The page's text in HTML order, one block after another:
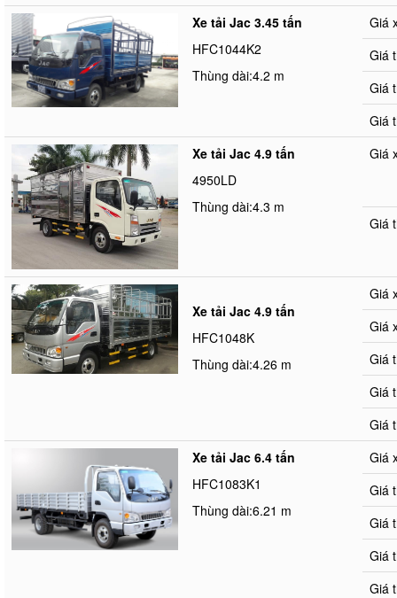
Xe tải Jac 3.45 tấn
HFC1044K2
Thùng dài:4.2 m
Giá
Giá
Giá
Giá
Xe tải Jac 4.9 tấn
4950LD
Thùng dài:4.3 m
Giá
Giá
Xe tải Jac 4.9 tấn
HFC1048K
Thùng dài:4.26 m
Giá
Giá
Giá
Giá
Giá
Xe tải Jac 6.4 tấn
HFC1083K1
Thùng dài:6.21 m
Giá
Giá
Giá
Giá
Giá